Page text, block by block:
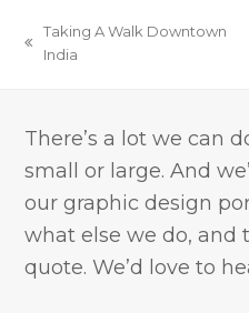
previous
Taking A Walk Downtown
India
There’s a lot we can
small or large. And
our graphic design
what else we do, and
quote. We’d love to